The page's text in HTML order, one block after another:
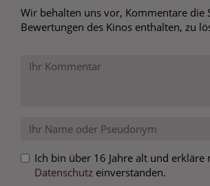
Wir behalten uns vor, Kommentare die
Bewertungen des Kinos enthalten, zu
Ich bin über 16 Jahre alt und erkläre
Datenschutz einverstanden.